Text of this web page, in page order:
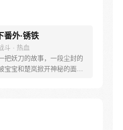
番外·锈铁
斗 · 热血
把妖刀的故事，一段尘封的
宝宝和楚岚掀开神秘的面